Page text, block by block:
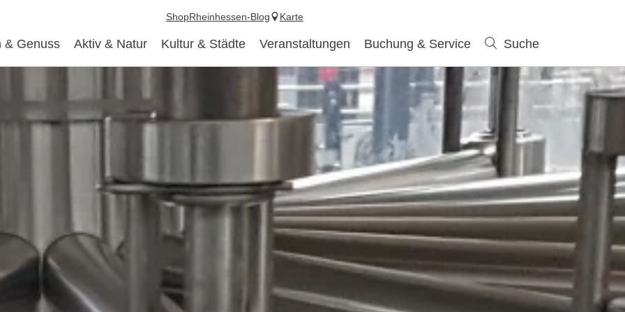
& Genuss Aktiv & Natur Kultur & Städte Veranstaltungen Buchung & Service Suche
ShopRheinhessen-Blog Karte